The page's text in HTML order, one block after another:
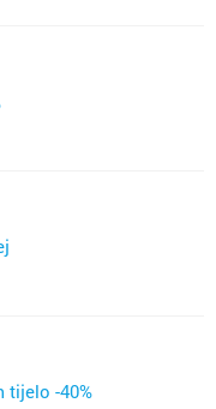
tijelo -40%